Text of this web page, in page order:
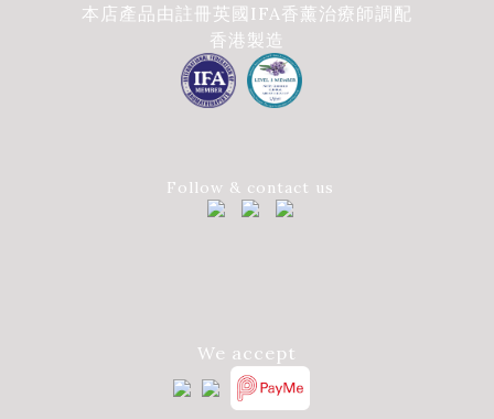
本店產品由註冊英國IFA香薰治療師調配
香港製造
Follow & contact us
We accept